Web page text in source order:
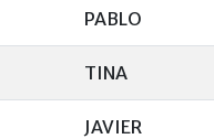
PABLO
TINA
JAVIER